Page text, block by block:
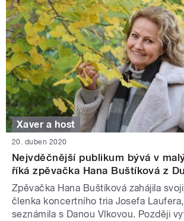
Xaver a host
20. duben 2020
Nejvděčnější publikum bývá v
říká zpěvačka Hana Buštíková z
Zpěvačka Hana Buštíková zahájila
členka koncertního tria Josefa
seznámila s Danou Vlkovou. Později